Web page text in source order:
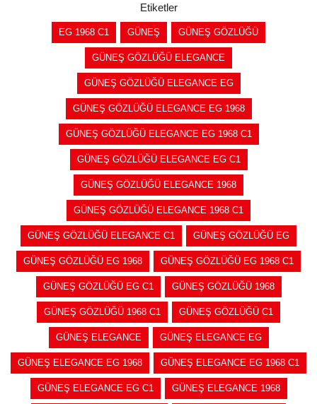
Etiketler
EG 1968 C1 GÜNEŞ GÜNEŞ GÖZLÜĞÜ
GÜNEŞ GÖZLÜĞÜ ELEGANCE
GÜNEŞ GÖZLÜĞÜ ELEGANCE EG
GÜNEŞ GÖZLÜĞÜ ELEGANCE EG 1968
GÜNEŞ GÖZLÜĞÜ ELEGANCE EG 1968 C1
GÜNEŞ GÖZLÜĞÜ ELEGANCE EG C1
GÜNEŞ GÖZLÜĞÜ ELEGANCE 1968
GÜNEŞ GÖZLÜĞÜ ELEGANCE 1968 C1
GÜNEŞ GÖZLÜĞÜ ELEGANCE C1 GÜNEŞ GÖZLÜĞÜ EG
GÜNEŞ GÖZLÜĞÜ EG 1968 GÜNEŞ GÖZLÜĞÜ EG 1968 C1
GÜNEŞ GÖZLÜĞÜ EG C1 GÜNEŞ GÖZLÜĞÜ 1968
GÜNEŞ GÖZLÜĞÜ 1968 C1 GÜNEŞ GÖZLÜĞÜ C1
GÜNEŞ ELEGANCE GÜNEŞ ELEGANCE EG
GÜNEŞ ELEGANCE EG 1968 GÜNEŞ ELEGANCE EG 1968 C1
GÜNEŞ ELEGANCE EG C1 GÜNEŞ ELEGANCE 1968